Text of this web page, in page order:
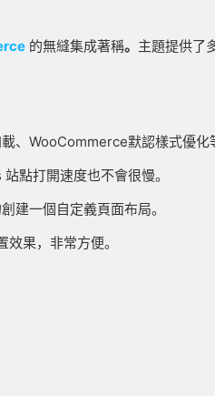
的無縫集成著稱。 主題提供了
、WooCommerce默認樣式優化
點打開速度也不會很慢。
建一個自定義頁面布局。
果，非常方便。